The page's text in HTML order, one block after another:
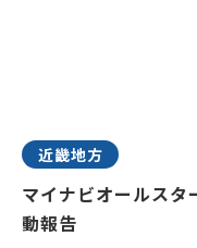
近畿地方
マイナビオールス
動報告